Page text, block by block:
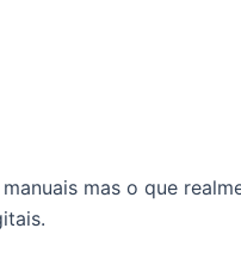
mas o que